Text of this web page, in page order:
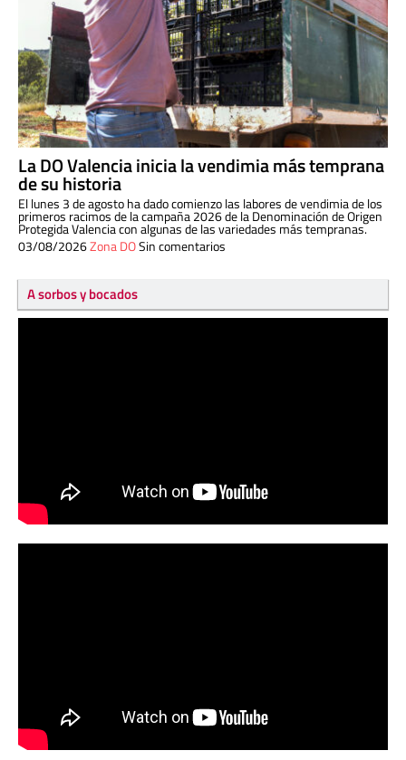
La DO Valencia inicia la vendimia más temprana
de su historia
El lunes 3 de agosto ha dado comienzo las labores de vendimia de los
primeros racimos de la campaña 2026 de la Denominación de Origen
Protegida Valencia con algunas de las variedades más tempranas.
03/08/2026Zona DOSin comentarios
A sorbos y bocados